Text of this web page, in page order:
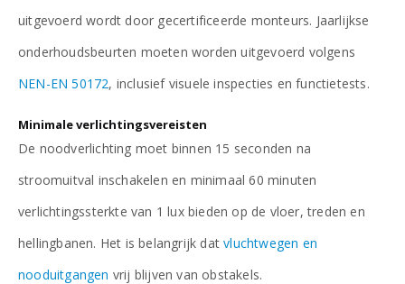
uitgevoerd wordt door gecertificeerde monteurs. Jaarlijkse
onderhoudsbeurten moeten worden uitgevoerd volgens
NEN-EN 50172, inclusief visuele inspecties en functietests.
Minimale verlichtingsvereisten
De noodverlichting moet binnen 15 seconden na
stroomuitval inschakelen en minimaal 60 minuten
verlichtingssterkte van 1 lux bieden op de vloer, treden en
hellingbanen. Het is belangrijk datvluchtwegen en
nooduitgangen vrij blijven van obstakels.